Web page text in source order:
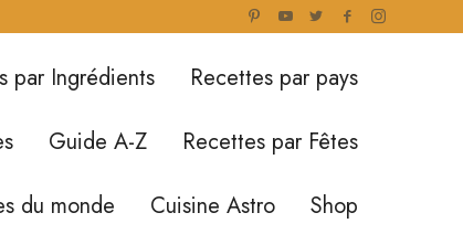
par Ingrédients
Recettes par pays
Guide A-Z
Recettes par Fêtes
du monde Cuisine Astro Shop